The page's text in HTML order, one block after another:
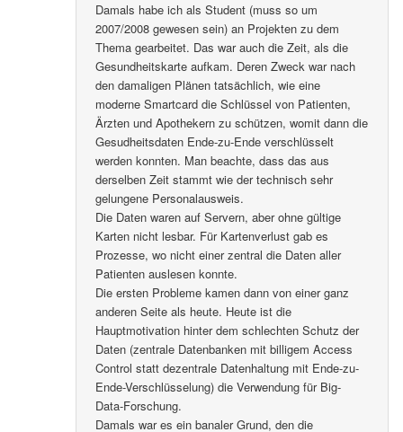
Damals habe ich als Student (muss so um
2007/2008 gewesen sein) an Projekten zu dem
Thema gearbeitet. Das war auch die Zeit, als die
Gesundheitskarte aufkam. Deren Zweck war nach
den damaligen Plänen tatsächlich, wie eine
moderne Smartcard die Schlüssel von Patienten,
Ärzten und Apothekern zu schützen, womit dann die
Gesudheitsdaten Ende-zu-Ende verschlüsselt
werden konnten. Man beachte, dass das aus
derselben Zeit stammt wie der technisch sehr
gelungene Personalausweis.
Die Daten waren auf Servern, aber ohne gültige
Karten nicht lesbar. Für Kartenverlust gab es
Prozesse, wo nicht einer zentral die Daten aller
Patienten auslesen konnte.
Die ersten Probleme kamen dann von einer ganz
anderen Seite als heute. Heute ist die
Hauptmotivation hinter dem schlechten Schutz der
Daten (zentrale Datenbanken mit billigem Access
Control statt dezentrale Datenhaltung mit Ende-zu-
Ende-Verschlüsselung) die Verwendung für Big-
Data-Forschung.
Damals war es ein banaler Grund, den die